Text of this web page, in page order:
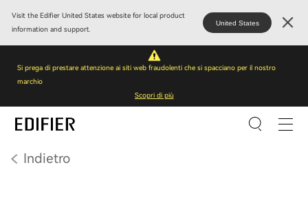
Visit the Edifier United States website for local product
information and support.
United States
Si prega di prestare attenzione ai siti web fraudolenti che si spacciano per il nostro
marchio
Scopri di più
Indietro